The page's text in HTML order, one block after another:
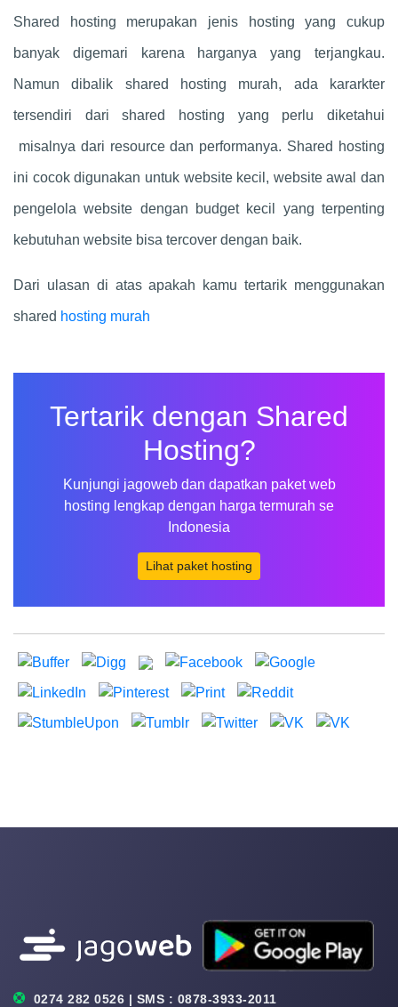
Shared hosting merupakan jenis hosting yang cukup
banyak digemari karena harganya yang terjangkau.
Namun dibalik shared hosting murah, ada kararkter
tersendiri dari shared hosting yang perlu diketahui
misalnya dari resource dan performanya. Shared hosting
ini cocok digunakan untuk website kecil, website awal dan
pengelola website dengan budget kecil yang terpenting
kebutuhan website bisa tercover dengan baik.
Dari ulasan di atas apakah kamu tertarik menggunakan
shared hosting murah
Tertarik dengan Shared
Hosting?
Kunjungi jagoweb dan dapatkan paket web
hosting lengkap dengan harga termurah se
Indonesia
Lihat paket hosting
0274 282 0526 | SMS : 0878-3933-2011